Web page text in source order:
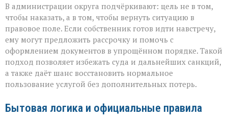
В администрации округа подчёркивают: цель не в том,
чтобы наказать, а в том, чтобы вернуть ситуацию в
правовое поле. Если собственник готов идти навстречу,
ему могут предложить рассрочку и помочь с
оформлением документов в упрощённом порядке. Такой
подход позволяет избежать суда и дальнейших санкций,
а также даёт шанс восстановить нормальное
пользование услугой без дополнительных потерь.
Бытовая логика и официальные правила